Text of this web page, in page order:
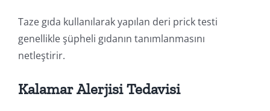
Taze gıda kullanılarak yapılan deri prick testi
genellikle şüpheli gıdanın tanımlanmasını
netleştirir.
Kalamar Alerjisi Tedavisi